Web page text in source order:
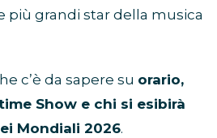
più grandi star della musica
c’è da sapere su orario,
Show e chi si esibirà
Mondiali 2026.